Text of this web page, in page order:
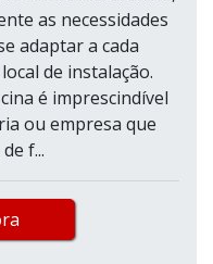
as necessidades
adaptar a cada
de instalação.
é imprescindível
ou empresa que
f...